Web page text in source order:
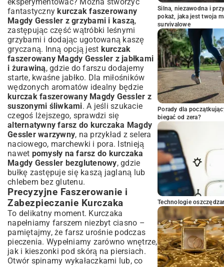
fantastycznykurczak faszerowany
Magdy Gessler z grzybami i kaszą,
zastępując część wątróbki leśnymi
grzybami i dodając ugotowaną kaszę
gryczaną. Inną opcją jest kurczak
faszerowany Magdy Gessler z jabłkami
i żurawiną, gdzie do farszu dodajemy
starte, kwaśne jabłko. Dla miłośników
wędzonych aromatów idealny będzie
kurczak faszerowany Magdy Gessler z
suszonymi śliwkami. A jeśli szukacie
czegoś lżejszego, sprawdzi się
alternatywny farsz do kurczaka Magdy
Gessler warzywny, na przykład z selera
naciowego, marchewki i pora. Istnieją
nawet pomysły na farsz do kurczaka
Magdy Gessler bezglutenowy, gdzie
bułkę zastępuje się kaszą jaglaną lub
chlebem bez glutenu.
Precyzyjne Faszerowanie i
Zabezpieczanie Kurczaka
To delikatny moment. Kurczaka
napełniamy farszem niezbyt ciasno –
pamiętajmy, że farsz urośnie podczas
pieczenia. Wypełniamy zarówno wnętrze,
jak i kieszonki pod skórą na piersiach.
Otwór spinamy wykałaczkami lub, co
Silna, niezawodna i
pokaż, jaka jest twoja
survivalowe
Porady dla
biegać od zera?
Technologie